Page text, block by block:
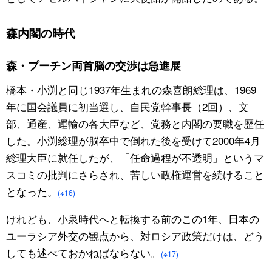
森内閣の時代
森・プーチン両首脳の交渉は急進展
橋本・小渕と同じ1937年生まれの森喜朗総理は、1969
年に国会議員に初当選し、自民党幹事長（2回）、文
部、通産、運輸の各大臣など、党務と内閣の要職を歴任
した。小渕総理が脳卒中で倒れた後を受けて2000年4月
総理大臣に就任したが、「任命過程が不透明」というマ
スコミの批判にさらされ、苦しい政権運営を続けること
となった。
(※16)
けれども、小泉時代へと転換する前のこの1年、日本の
ユーラシア外交の観点から、対ロシア政策だけは、どう
しても述べておかねばならない。
(※17)